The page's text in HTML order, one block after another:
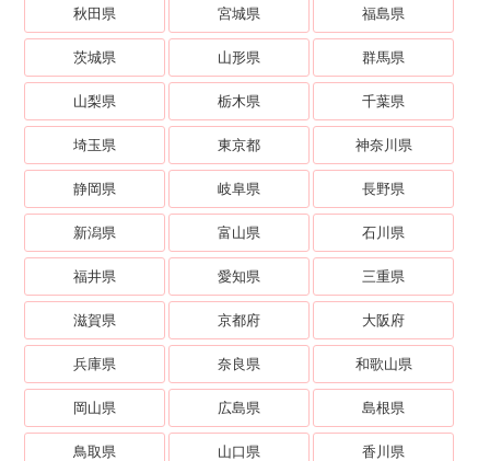
秋田県 宮城県 福島県
茨城県 山形県 群馬県
山梨県 栃木県 千葉県
埼玉県 東京都 神奈川県
静岡県 岐阜県 長野県
新潟県 富山県 石川県
福井県 愛知県 三重県
滋賀県 京都府 大阪府
兵庫県 奈良県 和歌山県
岡山県 広島県 島根県
鳥取県 山口県 香川県